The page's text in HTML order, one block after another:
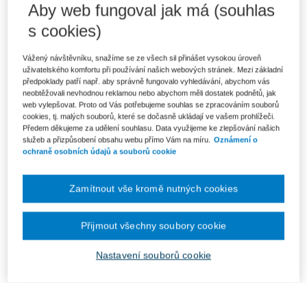
Kde najdu soubory e-knih?
521 Kč
Ušetříte 273 Kč
DMOC 794 Kč
Balíček - Tištěná kniha + E-kniha
Smarteca + soubory ke stažení
Poslední kusy - neváhejte s objednávkou!
Co je Smarteca?
Upozorňujeme, že v období od 1.8. do 21.8. z technických
důvodů nemůžeme vystavovat daňové doklady. Budou vám
zaslány dodatečně e-mailem.
Ceny jsou včetně DPH
Dane_v_ucetnictvi_2vydani_UKAZKA
Aby web fungoval jak má (souhlas
s cookies)
Vážený návštěvníku, snažíme se ze všech sil přinášet vysokou úroveň
uživatelského komfortu při používání našich webových stránek. Mezi základní
předpoklady patří např. aby správně fungovalo vyhledávání, abychom vás
neobtěžovali nevhodnou reklamou nebo abychom měli dostatek podnětů, jak
web vylepšovat. Proto od Vás potřebujeme souhlas se zpracováním souborů
cookies, tj. malých souborů, které se dočasně ukládají ve vašem prohlížeči.
Předem děkujeme za udělení souhlasu. Data využijeme ke zlepšování našich
služeb a přizpůsobení obsahu webu přímo Vám na míru. Oznámení o
ochraně osobních údajů a souborů cookie
Nastavení souborů cookie
Zamítnout vše kromě nutných cookies
Přijmout všechny soubory cookie